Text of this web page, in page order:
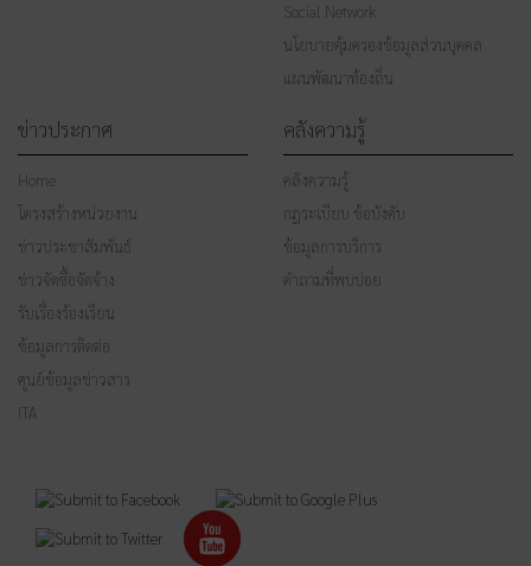
Social Network
นโยบายคุ้มครองข้อมูลส่วนบุคคล
แผนพัฒนาท้องถิ่น
ข่าวประกาศ
Home
โครงสร้างหน่วยงาน
ข่าวประชาสัมพันธ์
ข่าวจัดซื้อจัดจ้าง
รับเรื่องร้องเรียน
ข้อมูลการติดต่อ
ศูนย์ข้อมูลข่าวสาร
ITA
คลังความรู้
คลังความรู้
กฎระเบียบ ข้อบังคับ
ข้อมูลการบริการ
คำถามที่พบบ่อย